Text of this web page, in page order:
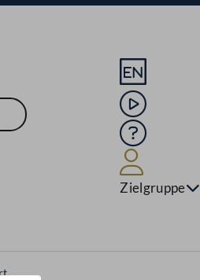
Sprache
Mediathek
Hilfe
Zielgruppe